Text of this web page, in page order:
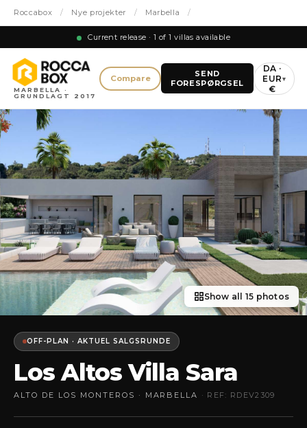
Roccabox / Nye projekter / Marbella /
Current release · 1 of 1 villas available
MARBELLA ·
GRUNDLAGT 2017
Compare
SEND
FORESPØRGSEL
DA ·
EUR
€
▾
Show all 15 photos
OFF-PLAN · AKTUEL SALGSRUNDE
Los Altos Villa Sara
ALTO DE LOS MONTEROS · MARBELLA · REF: RDEV2309